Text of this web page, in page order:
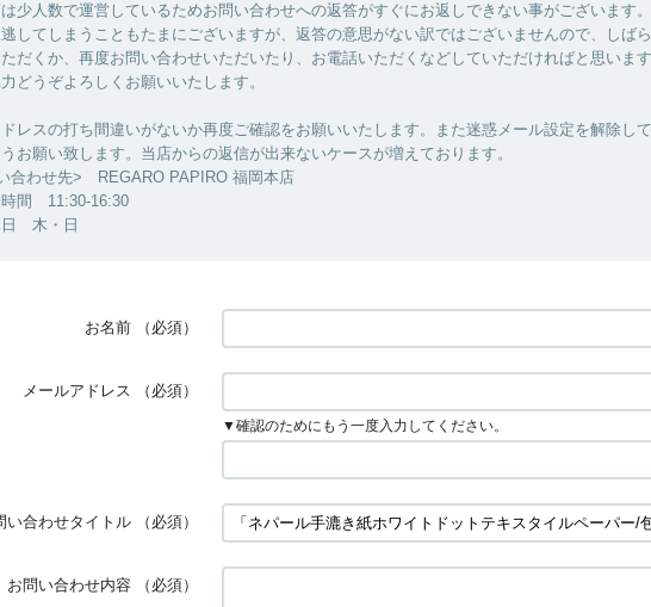
少人数で運営しているためお問い合わせへの返答がすぐにお返しできない事がございます。
してしまうこともたまにございますが、返答の意思がない訳ではございませんので、しば
だくか、再度お問い合わせいただいたり、お電話いただくなどしていただければと思います
どうぞよろしくお願いいたします。
レスの打ち間違いがないか再度ご確認をお願いいたします。また迷惑メール設定を解除し
うお願い致します。当店からの返信が出来ないケースが増えております。
合わせ先> REGARO PAPIRO 福岡本店
間 11:30-16:30
日 木・日
お名前 （必須）
メールアドレス （必須）
▼確認のためにもう一度入力してください。
い合わせタイトル （必須）
お問い合わせ内容 （必須）